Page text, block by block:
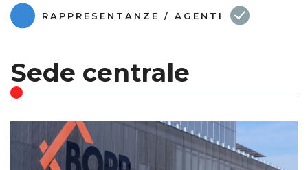
RAPPRESENTANZE / AGENTI
Sede centrale